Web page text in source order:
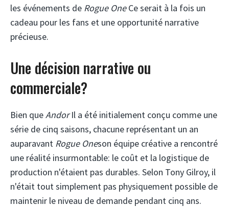
les événements de Rogue OneCe serait à la fois un
cadeau pour les fans et une opportunité narrative
précieuse.
Une décision narrative ou
commerciale?
Bien queAndorIl a été initialement conçu comme une
série de cinq saisons, chacune représentant un an
auparavant Rogue Oneson équipe créative a rencontré
une réalité insurmontable: le coût et la logistique de
production n'étaient pas durables. Selon Tony Gilroy, il
n'était tout simplement pas physiquement possible de
maintenir le niveau de demande pendant cinq ans.